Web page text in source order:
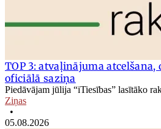
TOP 3: atvaļinājuma
oficiālā saziņa
Piedāvājam jūlija “iTiesības” lasītāko
Ziņas
•
05.08.2026